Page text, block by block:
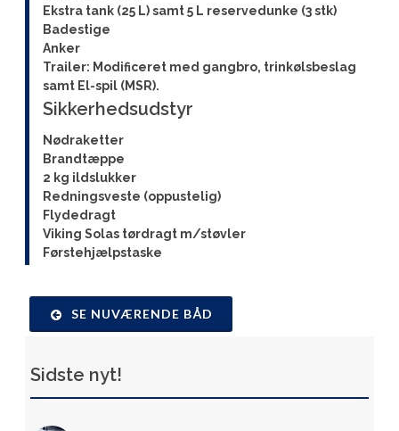
Ekstra tank (25 L) samt 5 L reservedunke (3 stk)
Badestige
Anker
Trailer: Modificeret med gangbro, trinkølsbeslag
samt El-spil (MSR).
Sikkerhedsudstyr
Nødraketter
Brandtæppe
2 kg ildslukker
Redningsveste (oppustelig)
Flydedragt
Viking Solas tørdragt m/støvler
Førstehjælpstaske
SE NUVÆRENDE BÅD
Sidste nyt!